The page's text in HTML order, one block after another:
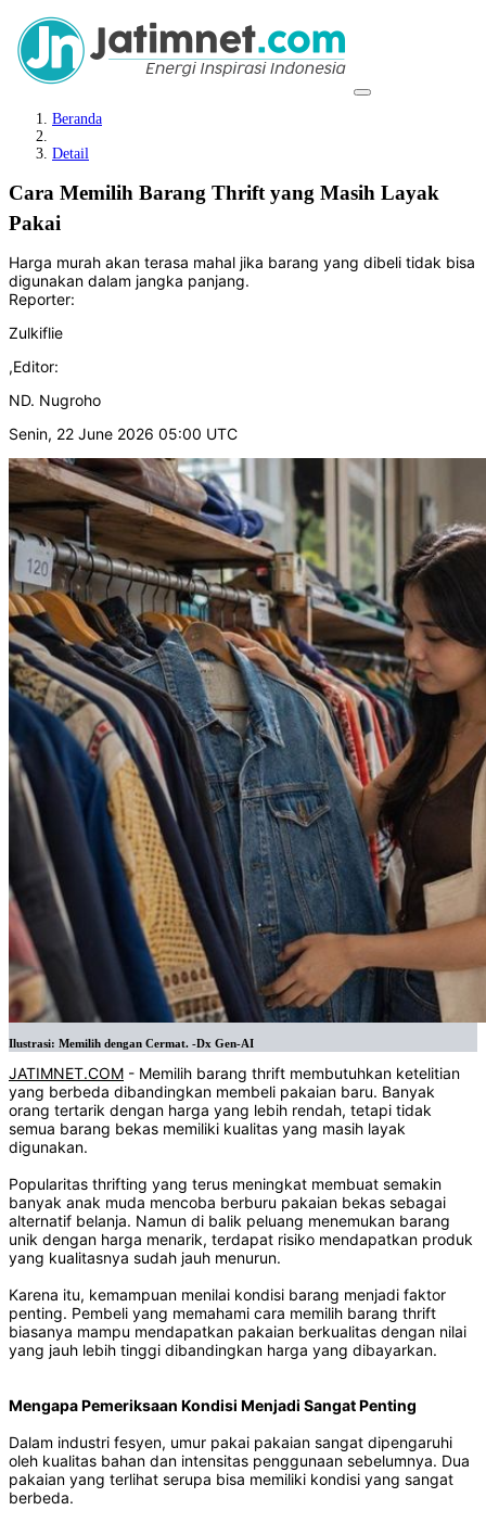
Beranda
Detail
Cara Memilih Barang Thrift yang Masih Layak
Pakai
Harga murah akan terasa mahal jika barang yang dibeli tidak bisa
digunakan dalam jangka panjang.
Reporter:
Zulkiflie
,Editor:
ND. Nugroho
Senin, 22 June 2026 05:00 UTC
Ilustrasi: Memilih dengan Cermat. -Dx Gen-AI
JATIMNET.COM - Memilih barang thrift membutuhkan ketelitian
yang berbeda dibandingkan membeli pakaian baru. Banyak
orang tertarik dengan harga yang lebih rendah, tetapi tidak
semua barang bekas memiliki kualitas yang masih layak
digunakan.
Popularitas thrifting yang terus meningkat membuat semakin
banyak anak muda mencoba berburu pakaian bekas sebagai
alternatif belanja. Namun di balik peluang menemukan barang
unik dengan harga menarik, terdapat risiko mendapatkan produk
yang kualitasnya sudah jauh menurun.
Karena itu, kemampuan menilai kondisi barang menjadi faktor
penting. Pembeli yang memahami cara memilih barang thrift
biasanya mampu mendapatkan pakaian berkualitas dengan nilai
yang jauh lebih tinggi dibandingkan harga yang dibayarkan.
Mengapa Pemeriksaan Kondisi Menjadi Sangat Penting
Dalam industri fesyen, umur pakai pakaian sangat dipengaruhi
oleh kualitas bahan dan intensitas penggunaan sebelumnya. Dua
pakaian yang terlihat serupa bisa memiliki kondisi yang sangat
berbeda.